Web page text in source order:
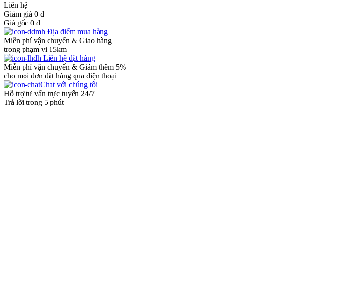
Liên hệ
Giảm giá 0 đ
Giá gốc 0 đ
Địa điểm mua hàng
Miễn phí vận chuyển & Giao hàng
trong phạm vi 15km
Liên hệ đặt hàng
Miễn phí vận chuyển & Giảm thêm 5%
cho mọi đơn đặt hàng qua điện thoại
Chat với chúng tôi
Hỗ trợ tư vấn trực tuyến 24/7
Trả lời trong 5 phút